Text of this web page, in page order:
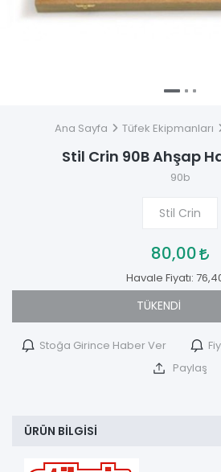
Ana Sayfa Tüfek Ekipmanları
Stil Crin 90B Ahşap
90b
Stil Crin
80,00
Havale Fiyatı:
TÜKENDİ
Stoğa Girince Haber Ver
Paylaş
ÜRÜN BILGISI